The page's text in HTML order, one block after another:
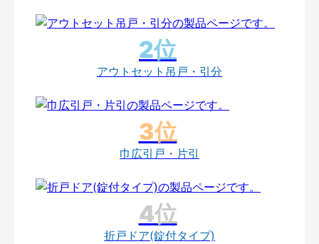
アウトセット吊戸・引分
巾広引戸・片引
折戸ドア(錠付タイプ)